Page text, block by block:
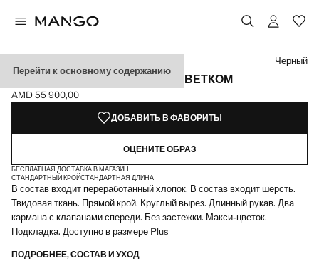
Перейти к основному содержанию
КУРТКА ИЗ ТВИДА С МАКСИ-ЦВЕТКОМ
Текущая цена [AMD 55 900,00 ]
AMD 55 900,00
Выберите цвет
Выбранный цвет: Черный
Черный
ДОБАВИТЬ В ФАВОРИТЫ
ОЦЕНИТЕ ОБРАЗ
БЕСПЛАТНАЯ ДОСТАВКА В МАГАЗИН
СТАНДАРТНЫЙ КРОЙСТАНДАРТНАЯ ДЛИНА
В состав входит переработанный хлопок. В состав входит шерсть.
Твидовая ткань. Прямой крой. Круглый вырез. Длинный рукав. Два
кармана с клапанами спереди. Без застежки. Макси-цветок.
Подкладка. Доступно в размере Plus
ПОДРОБНЕЕ, СОСТАВ И УХОД